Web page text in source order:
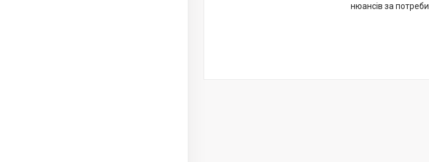
нюансів за потреби